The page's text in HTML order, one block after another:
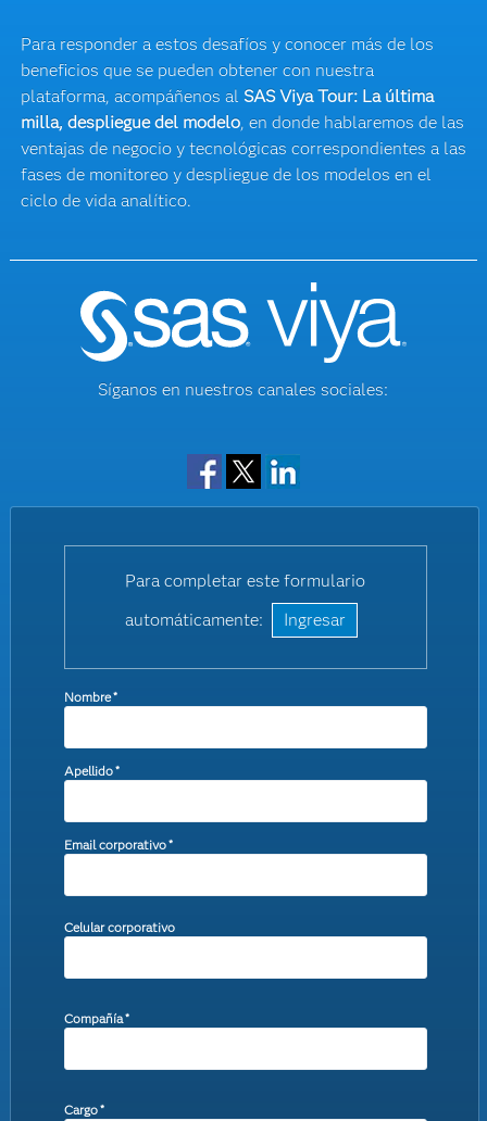
Para responder a estos desafíos y conocer más de los
beneficios que se pueden obtener con nuestra
plataforma, acompáñenos al SAS Viya Tour: La última
milla, despliegue del modelo, en donde hablaremos de las
ventajas de negocio y tecnológicas correspondientes a las
fases de monitoreo y despliegue de los modelos en el
ciclo de vida analítico.
Síganos en nuestros canales sociales:
Para completar este formulario
automáticamente:
Ingresar
Nombre*
Apellido*
Email corporativo*
Celular corporativo
Compañía*
Cargo*